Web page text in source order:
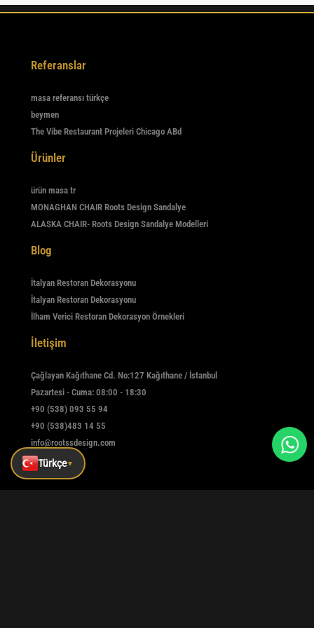
Türkçe▼
Referanslar
masa referansı türkçe
beymen
The Vibe Restaurant Projeleri Chicago ABd
Ürünler
ürün masa tr
MONAGHAN CHAIR Roots Design Sandalye
ALASKA CHAIR- Roots Design Sandalye Modelleri
Blog
İtalyan Restoran Dekorasyonu
İtalyan Restoran Dekorasyonu
İlham Verici Restoran Dekorasyon Örnekleri
İletişim
Çağlayan Kağıthane Cd. No:127 Kağıthane / İstanbul
Pazartesi - Cuma: 08:00 - 18:30
+90 (538) 093 55 94
+90 (538)483 14 55
info@rootssdesign.com
E-Bülten